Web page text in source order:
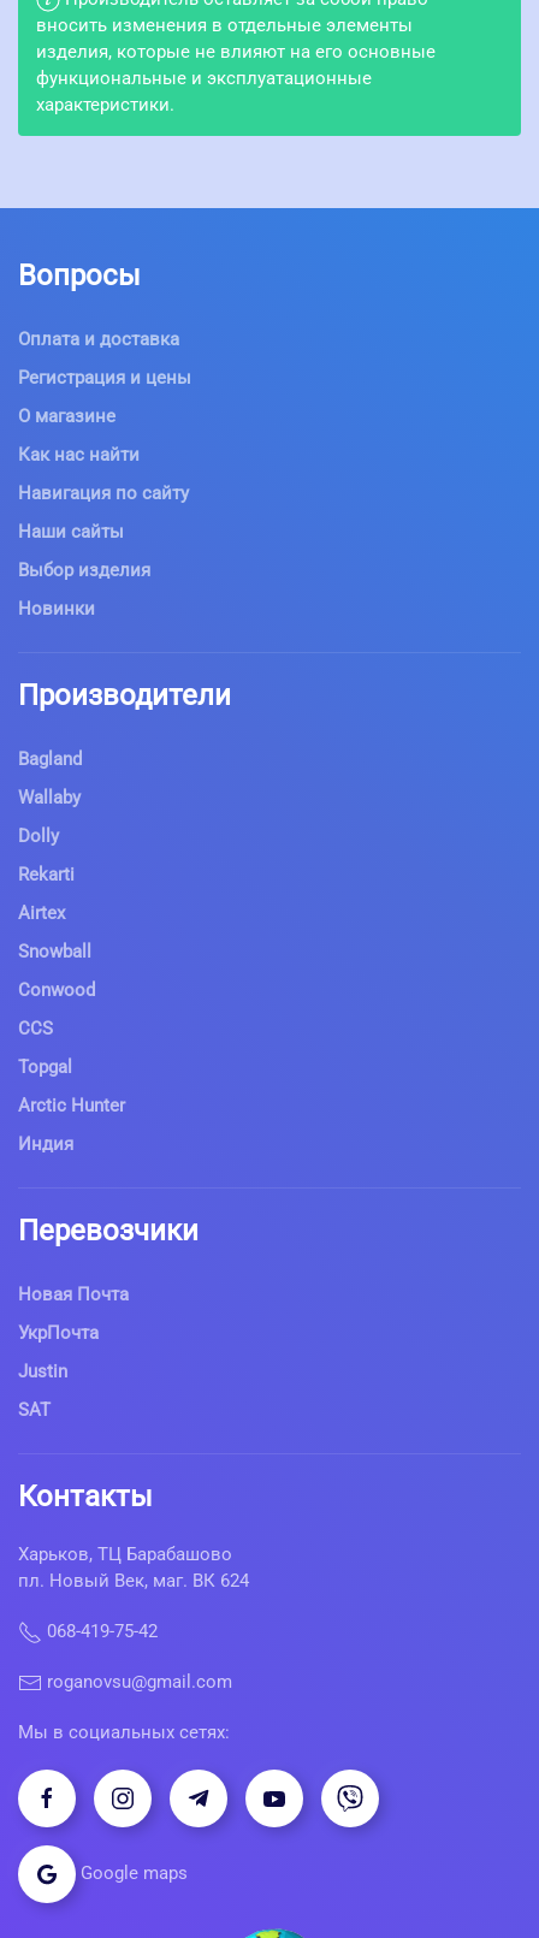
вносить изменения в отдельные элементы
изделия, которые не влияют на его основные
функциональные и эксплуатационные
характеристики.
Вопросы
Оплата и доставка
Регистрация и цены
О магазине
Как нас найти
Навигация по сайту
Наши сайты
Выбор изделия
Новинки
Производители
Bagland
Wallaby
Dolly
Rekarti
Airtex
Snowball
Conwood
CCS
Topgal
Arctic Hunter
Индия
Перевозчики
Новая Почта
УкрПочта
Justin
SAT
Контакты
Харьков, ТЦ Барабашово
пл. Новый Век, маг. ВК 624
068-419-75-42
roganovsu@gmail.com
Мы в социальных сетях:
Google maps